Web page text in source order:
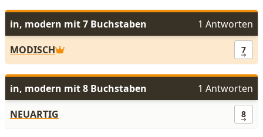
in, modern mit 7 Buchstaben
1 Antworten
MODISCH
7
in, modern mit 8 Buchstaben
1 Antworten
NEUARTIG
8